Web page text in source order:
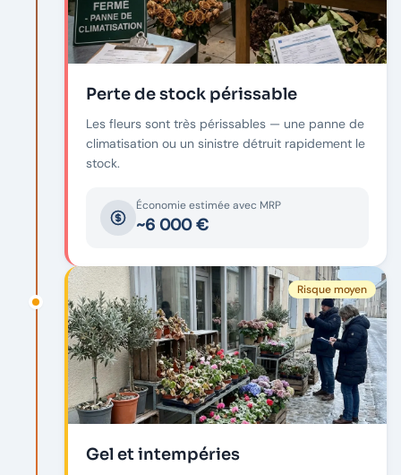
Perte de stock périssable
Les fleurs sont très périssables — une panne de
climatisation ou un sinistre détruit rapidement le
stock.
Économie estimée avec MRP
~6 000 €
Risque moyen
Gel et intempéries